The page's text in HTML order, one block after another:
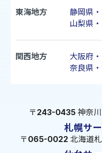
東海地方 静岡県 ・
山梨県 ・
関西地方 大阪府 ・
奈良県 ・
〒243-0435 神奈
札幌サ
〒065-0022 北海道